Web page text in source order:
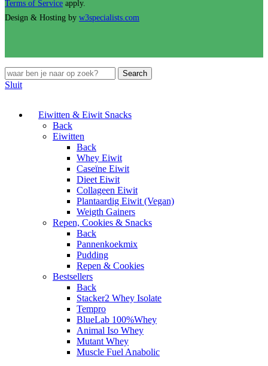
Terms of Service apply.
Design & Hosting by w3specialists.com
Search
Sluit
Eiwitten & Eiwit Snacks
Back
Eiwitten
Back
Whey Eiwit
Caseïne Eiwit
Dieet Eiwit
Collageen Eiwit
Plantaardig Eiwit (Vegan)
Weigth Gainers
Repen, Cookies & Snacks
Back
Pannenkoekmix
Pudding
Repen & Cookies
Bestsellers
Back
Stacker2 Whey Isolate
Tempro
BlueLab 100%Whey
Animal Iso Whey
Mutant Whey
Muscle Fuel Anabolic